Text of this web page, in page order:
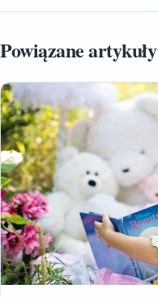
Powiązane artykuły